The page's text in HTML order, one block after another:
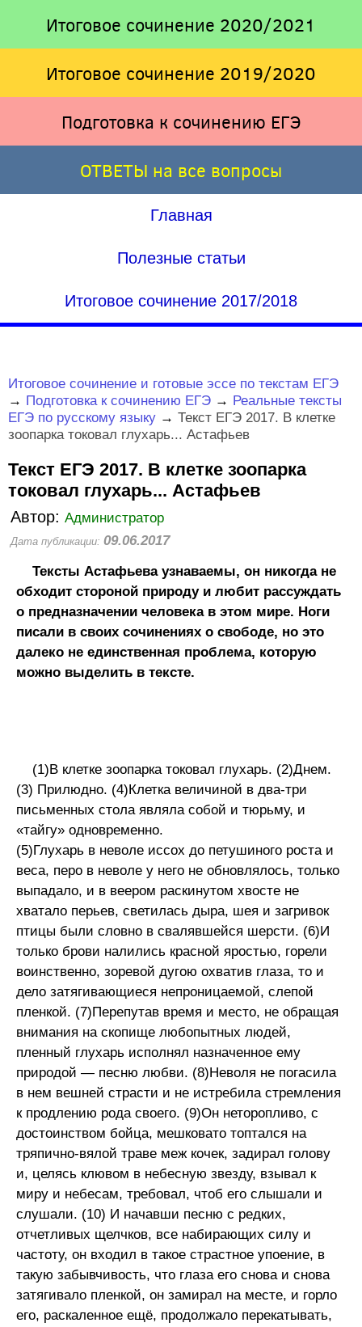
Итоговое сочинение 2020/2021
Итоговое сочинение 2019/2020
Подготовка к сочинению ЕГЭ
ОТВЕТЫ на все вопросы
Главная
Полезные статьи
Итоговое сочинение 2017/2018
Итоговое сочинение и готовые эссе по текстам ЕГЭ
→ Подготовка к сочинению ЕГЭ → Реальные тексты
ЕГЭ по русскому языку → Текст ЕГЭ 2017. В клетке
зоопарка токовал глухарь... Астафьев
Текст ЕГЭ 2017. В клетке зоопарка
токовал глухарь... Астафьев
Автор: Администратор
Дата публикации: 09.06.2017
Тексты Астафьева узнаваемы, он никогда не
обходит стороной природу и любит рассуждать
о предназначении человека в этом мире. Ноги
писали в своих сочинениях о свободе, но это
далеко не единственная проблема, которую
можно выделить в тексте.
(1)В клетке зоопарка токовал глухарь. (2)Днем.
(3) Прилюдно. (4)Клетка величиной в два-три
письменных стола являла собой и тюрьму, и
«тайгу» одновременно.
(5)Глухарь в неволе иссох до петушиного роста и
веса, перо в неволе у него не обновлялось, только
выпадало, и в веером раскинутом хвосте не
хватало перьев, светилась дыра, шея и загривок
птицы были словно в свалявшейся шерсти. (6)И
только брови налились красной яростью, горели
воинственно, зоревой дугою охватив глаза, то и
дело затягивающиеся непроницаемой, слепой
пленкой. (7)Перепутав время и место, не обращая
внимания на скопище любопытных людей,
пленный глухарь исполнял назначенное ему
природой — песню любви. (8)Неволя не погасила
в нем вешней страсти и не истребила стремления
к продлению рода своего. (9)Он неторопливо, с
достоинством бойца, мешковато топтался на
тряпично-вялой траве меж кочек, задирал голову
и, целясь клювом в небесную звезду, взывал к
миру и небесам, требовал, чтоб его слышали и
слушали. (10) И начавши песню с редких,
отчетливых щелчков, все набирающих силу и
частоту, он входил в такое страстное упоение, в
такую забывчивость, что глаза его снова и снова
затягивало пленкой, он замирал на месте, и горло
его, раскаленное ещё, продолжало перекатывать,